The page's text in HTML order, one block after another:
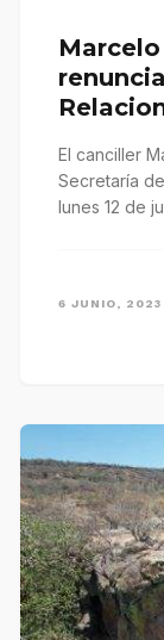
El canciller
Secretaría
lunes 12 de
6 JUNIO, 2023